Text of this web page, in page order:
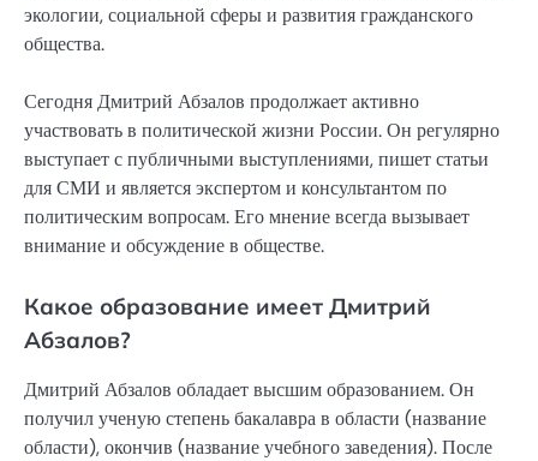
экологии, социальной сферы и развития гражданского
общества.
Сегодня Дмитрий Абзалов продолжает активно
участвовать в политической жизни России. Он регулярно
выступает с публичными выступлениями, пишет статьи
для СМИ и является экспертом и консультантом по
политическим вопросам. Его мнение всегда вызывает
внимание и обсуждение в обществе.
Какое образование имеет Дмитрий
Абзалов?
Дмитрий Абзалов обладает высшим образованием. Он
получил ученую степень бакалавра в области (название
области), окончив (название учебного заведения). После